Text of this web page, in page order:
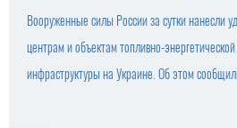
Вооруженные силы России за сутки нанесли
центрам и объектам топливно-
инфраструктуры на Украине. Об этом